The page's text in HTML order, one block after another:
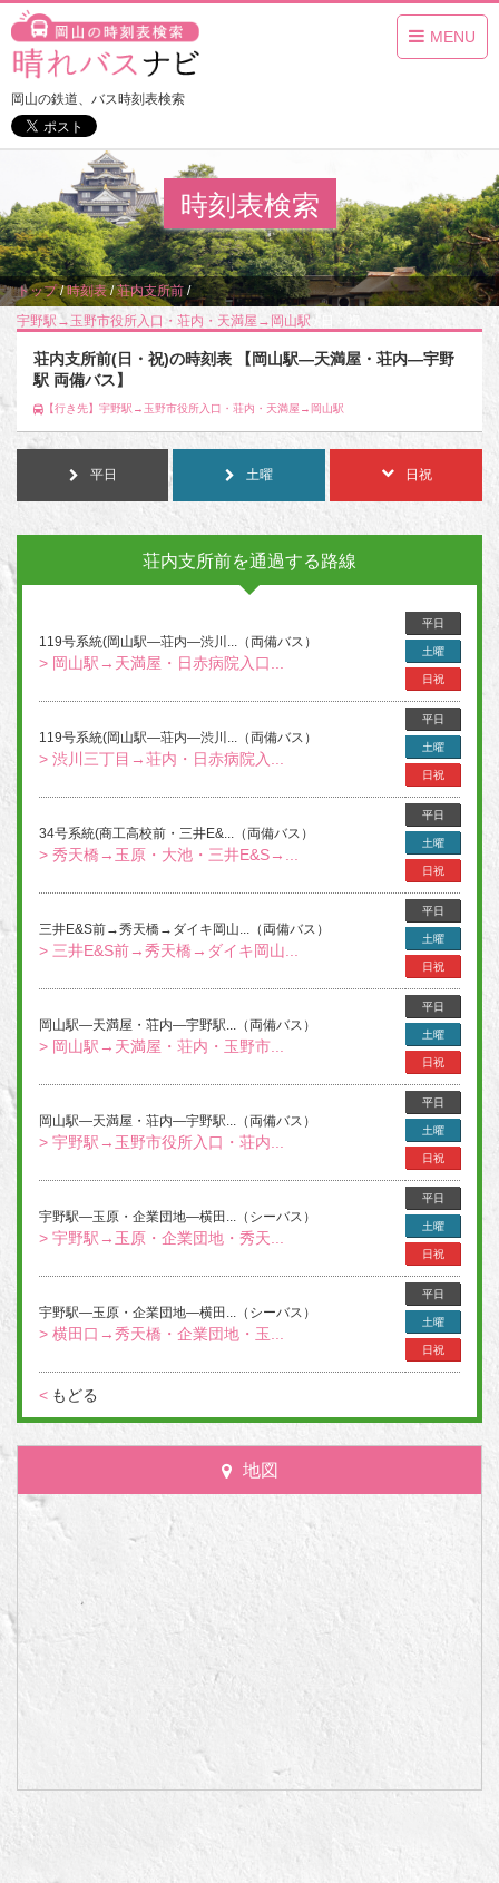
MENU
岡山の鉄道、バス時刻表検索
時刻表検索
トップ/時刻表/荘内支所前 /
宇野駅→玉野市役所入口・荘内・天満屋→岡山駅/
荘内支所前(日・祝)の時刻表 【岡山駅―天満屋・荘内―宇野
駅 両備バス】
【行き先】宇野駅→玉野市役所入口・荘内・天満屋→岡山駅
平日 土曜 日祝
荘内支所前を通過する路線
119号系統(岡山駅―荘内―渋川...（両備バス）
> 岡山駅→天満屋・日赤病院入口...
平日
土曜
日祝
119号系統(岡山駅―荘内―渋川...（両備バス）
> 渋川三丁目→荘内・日赤病院入...
平日
土曜
日祝
34号系統(商工高校前・三井E&...（両備バス）
> 秀天橋→玉原・大池・三井E&S→...
平日
土曜
日祝
三井E&S前→秀天橋→ダイキ岡山...（両備バス）
> 三井E&S前→秀天橋→ダイキ岡山...
平日
土曜
日祝
岡山駅―天満屋・荘内―宇野駅...（両備バス）
> 岡山駅→天満屋・荘内・玉野市...
平日
土曜
日祝
岡山駅―天満屋・荘内―宇野駅...（両備バス）
> 宇野駅→玉野市役所入口・荘内...
平日
土曜
日祝
宇野駅―玉原・企業団地―横田...（シーバス）
> 宇野駅→玉原・企業団地・秀天...
平日
土曜
日祝
宇野駅―玉原・企業団地―横田...（シーバス）
> 横田口→秀天橋・企業団地・玉...
平日
土曜
日祝
< もどる
地図